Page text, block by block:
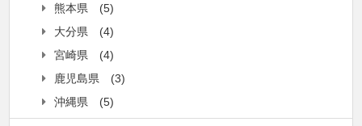
熊本県
(5)
大分県
(4)
宮崎県
(4)
鹿児島県
(3)
沖縄県
(5)